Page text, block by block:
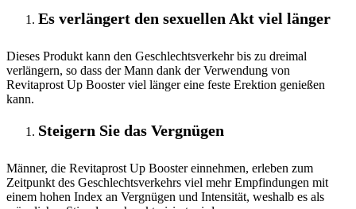
Es verlängert den sexuellen Akt viel länger
Dieses Produkt kann den Geschlechtsverkehr bis zu dreimal
verlängern, so dass der Mann dank der Verwendung von
Revitaprost Up Booster viel länger eine feste Erektion genießen
kann.
Steigern Sie das Vergnügen
Männer, die Revitaprost Up Booster einnehmen, erleben zum
Zeitpunkt des Geschlechtsverkehrs viel mehr Empfindungen mit
einem hohen Index an Vergnügen und Intensität, weshalb es als